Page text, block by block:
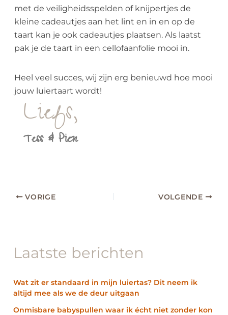
met de veiligheidsspelden of knijpertjes de
kleine cadeautjes aan het lint en in en op de
taart kan je ook cadeautjes plaatsen. Als laatst
pak je de taart in een cellofaanfolie mooi in.
Heel veel succes, wij zijn erg benieuwd hoe mooi
jouw luiertaart wordt!
Liefs,
Tess & Pien
VORIGE VOLGENDE
Laatste berichten
Wat zit er standaard in mijn luiertas? Dit neem ik
altijd mee als we de deur uitgaan
Onmisbare babyspullen waar ik écht niet zonder kon